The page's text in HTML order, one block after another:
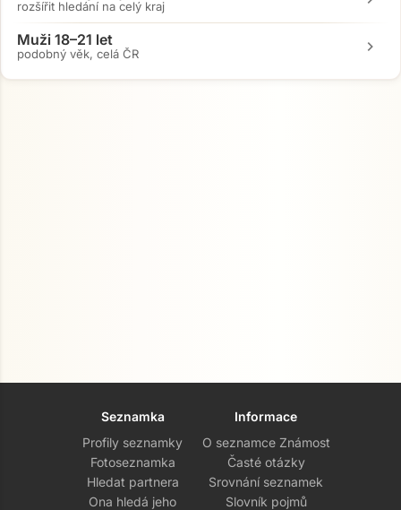
rozšířit hledání na celý kraj
Muži 18–21 let
podobný věk, celá ČR chevron_right
Seznamka
Profily seznamky
Fotoseznamka
Hledat partnera
Ona hledá jeho
Informace
O seznamce Známost
Časté otázky
Srovnání seznamek
Slovník pojmů